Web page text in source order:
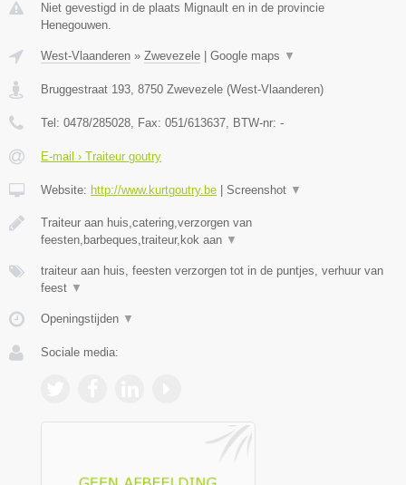
Niet gevestigd in de plaats Mignault en in de provincie
Henegouwen.
West-Vlaanderen » Zwevezele Google maps ▼
Bruggestraat 193, 8750 Zwevezele (West-Vlaanderen)
Tel: 0478/285028, Fax: 051/613637, BTW-nr: -
E-mail › Traiteur goutry
Website: http://www.kurtgoutry.be Screenshot ▼
Traiteur aan huis,catering,verzorgen van
feesten,barbeques,traiteur,kok aan ▼
traiteur aan huis, feesten verzorgen tot in de puntjes, verhuur van
feest ▼
Openingstijden ▼
Sociale media: